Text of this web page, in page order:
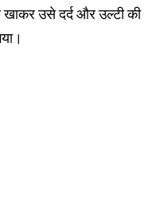
उसे दर्द और उल्टी की